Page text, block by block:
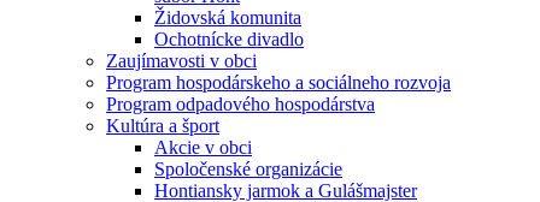
Židovská komunita
Ochotnícke divadlo
Zaujímavosti v obci
Program hospodárskeho a sociálneho rozvoja
Program odpadového hospodárstva
Kultúra a šport
Akcie v obci
Spoločenské organizácie
Hontiansky jarmok a Gulášmajster